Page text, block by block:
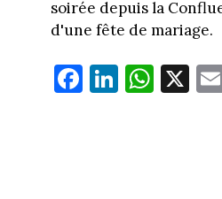
soirée depuis la
d'une fête de mariage.
Fa
ce
Li
nk
W
ha
X